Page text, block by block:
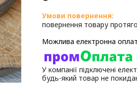
повернення товару
У компанії підключені
будь-який товар не